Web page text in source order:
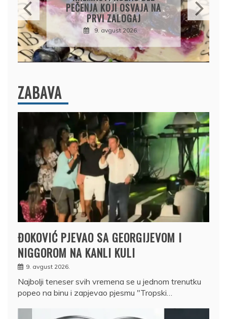
KREMASTU POSLASTICU
KOJA SE TOPI U USTIMA
9. avgust 2026.
ZABAVA
ĐOKOVIĆ PJEVAO SA GEORGIJEVOM I
NIGGOROM NA KANLI KULI
9. avgust 2026.
Najbolji teneser svih vremena se u jednom trenutku
popeo na binu i zapjevao pjesmu "Tropski…